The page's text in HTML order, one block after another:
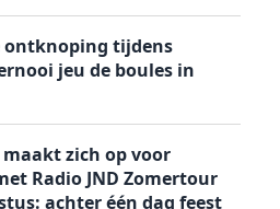
ontknoping tijdens
jeu de boules in
zich op voor
Radio JND Zomertour
achter één dag feest